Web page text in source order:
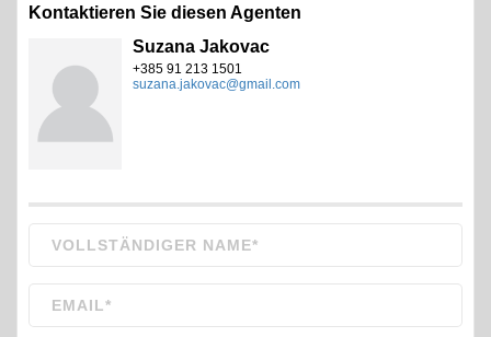
Kontaktieren Sie diesen Agenten
Suzana Jakovac
+385 91 213 1501
suzana.jakovac@gmail.com